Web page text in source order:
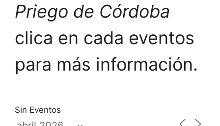
Priego de Córdoba
clica en cada eventos
para más información.
Sin Eventos